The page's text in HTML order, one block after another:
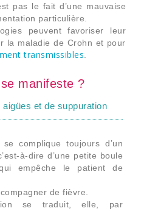
pas le fait d’une mauvaise
particulière.
peuvent favoriser leur
la maladie de Crohn et pour
transmissibles.
manifeste ?
et de suppuration
complique toujours d’un
à-dire d’une petite boule
empêche le patient de
de fièvre.
se traduit, elle, par